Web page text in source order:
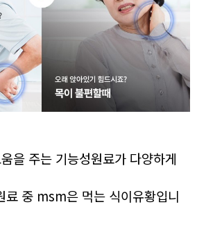
을 주는 기능성원료가 다양하게
료 중 msm은 먹는 식이유황입니